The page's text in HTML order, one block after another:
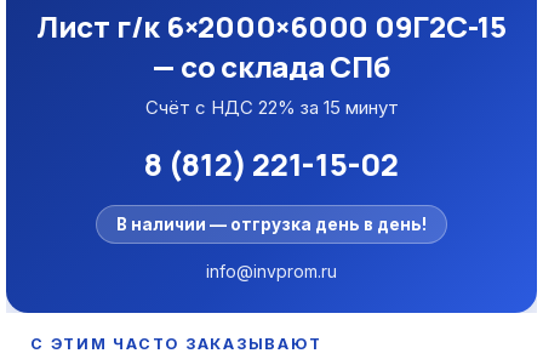
Лист г/к 6×2000×6000 09Г2С-15
— со склада СПб
Счёт с НДС 22% за 15 минут
8 (812) 221-15-02
В наличии — отгрузка день в день!
info@invprom.ru